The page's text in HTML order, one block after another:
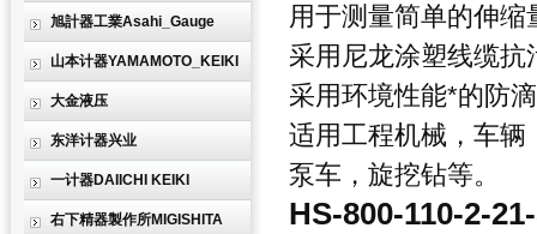
旭計器工業Asahi_Gauge
山本计器YAMAMOTO_KEIKI
大金液压
东洋计器兴业
一计器DAIICHI KEIKI
右下精器製作所MIGISHITA
用于测量简单的伸缩
采用尼龙涂塑线缆抗
采用环境性能*的防
适用工程机械，车辆
泵车，旋挖钻等。
HS-800-110-2-